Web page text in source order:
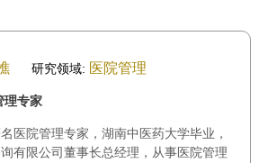
研究领域: 医院管理
理专家
医院管理专家，湖南中医药大学毕业，
询有限公司董事长总经理，从事医院管理